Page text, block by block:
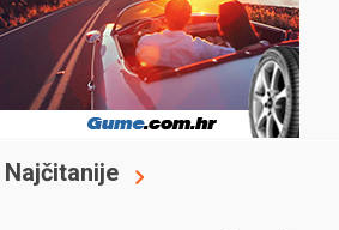
Najčitanije